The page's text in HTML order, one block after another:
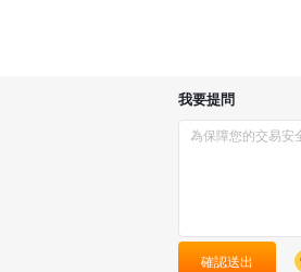
我要提問
確認送出